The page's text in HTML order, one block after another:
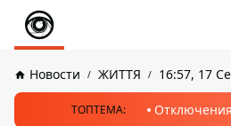
Новости ЖИТТЯ 16:57, 17
ТОПТЕМА: